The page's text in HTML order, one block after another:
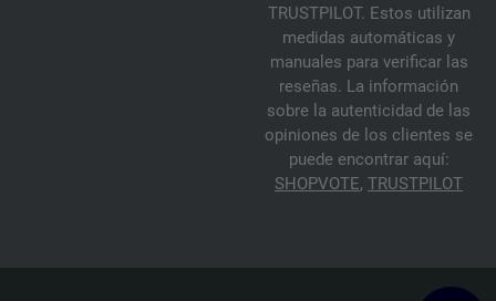
TRUSTPILOT. Estos utilizan
medidas automáticas y
manuales para verificar las
reseñas. La información
sobre la autenticidad de las
opiniones de los clientes se
puede encontrar aquí:
SHOPVOTE, TRUSTPILOT